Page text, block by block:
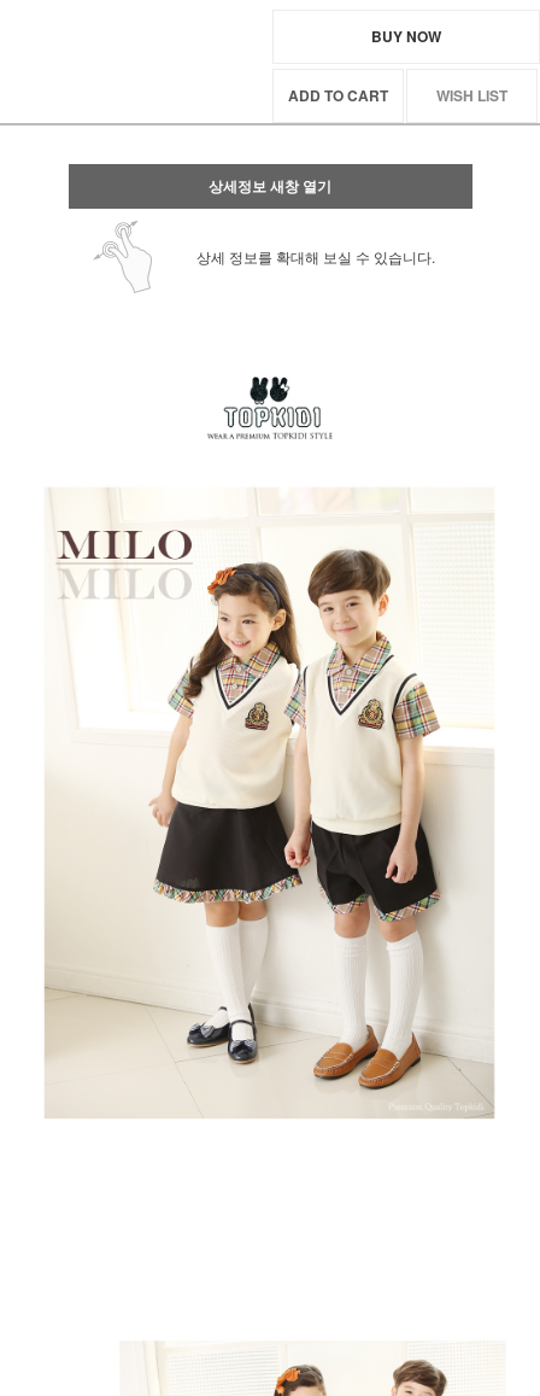
BUY NOW
ADD TO CART WISH LIST
상세정보 새창 열기
상세 정보를 확대해 보실 수 있습니다.